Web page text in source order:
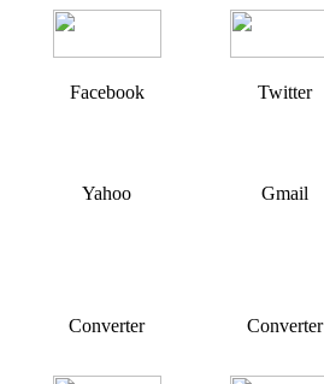
Facebook Twitter
Yahoo
Gmail
Converter Converter